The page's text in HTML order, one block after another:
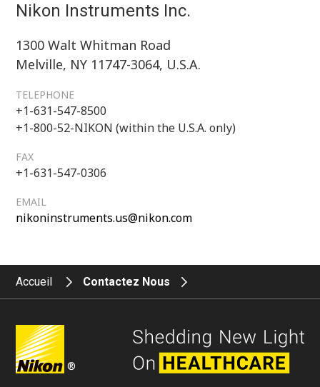
Nikon Instruments Inc.
1300 Walt Whitman Road
Melville, NY 11747-3064, U.S.A.
TELEPHONE
+1-631-547-8500
+1-800-52-NIKON (within the U.S.A. only)
FAX
+1-631-547-0306
EMAIL
nikoninstruments.us@nikon.com
Accueil Contactez Nous
®